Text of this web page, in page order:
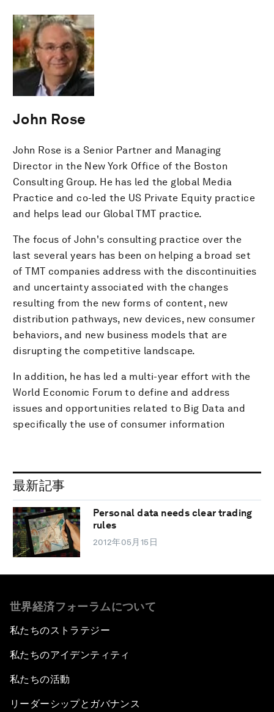
John Rose
John Rose is a Senior Partner and Managing
Director in the New York Office of the Boston
Consulting Group. He has led the global Media
Practice and co-led the US Private Equity practice
and helps lead our Global TMT practice.
The focus of John's consulting practice over the
last several years has been on helping a broad set
of TMT companies address with the discontinuities
and uncertainty associated with the changes
resulting from the new forms of content, new
distribution pathways, new devices, new consumer
behaviors, and new business models that are
disrupting the competitive landscape.
In addition, he has led a multi-year effort with the
World Economic Forum to define and address
issues and opportunities related to Big Data and
specifically the use of consumer information
最新記事
Personal data needs clear trading
rules
2012年05月15日
世界経済フォーラムについて
私たちのストラテジー
私たちのアイデンティティ
私たちの活動
リーダーシップとガバナンス